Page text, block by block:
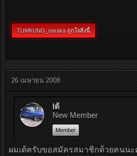
TUMKUNG_naraka ถูกใจสิ่งนี้
26 เมษายน 2008
Iต้
New Member
Member
ผมเต้ครับขอสมัครสมาชิกด้วยคนนะ